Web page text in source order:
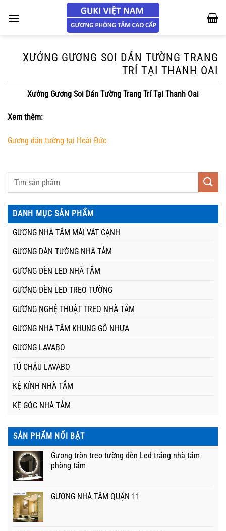
đến
XƯỞNG GƯƠNG SOI DÁN TƯỜNG TRANG
TRÍ TẠI THANH OAI
Xưởng Gương Soi Dán Tường Trang Trí Tại Thanh Oai
Xem thêm:
Gương dán tường tại Hoài Đức
DANH MỤC SẢN PHẨM
GƯƠNG NHÀ TẮM MÀI VÁT CẠNH
GƯƠNG DÁN TƯỜNG NHÀ TẮM
GƯƠNG ĐÈN LED NHÀ TẮM
GƯƠNG ĐÈN LED TREO TƯỜNG
GƯƠNG NGHỆ THUẬT TREO NHÀ TẮM
GƯƠNG NHÀ TẮM KHUNG GỖ NHỰA
GƯƠNG LAVABO
TỦ CHẬU LAVABO
KỆ KÍNH NHÀ TẮM
KỆ GÓC NHÀ TẮM
SẢN PHẨM NỔI BẬT
Gương tròn treo tường đèn Led trắng nhà tắm
phòng tắm
GƯƠNG NHÀ TẮM QUẬN 11